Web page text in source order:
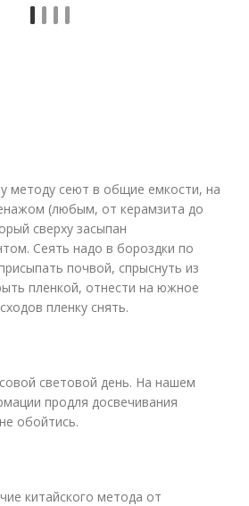
методу сеют в общие емкости, на
(любым, от керамзита до
сверху засыпан
Сеять надо в бороздки по
почвой, спрыснуть из
пленкой, отнести на южное
пленку снять.
световой день. На нашем
продля досвечивания
обойтись.
китайского метода от